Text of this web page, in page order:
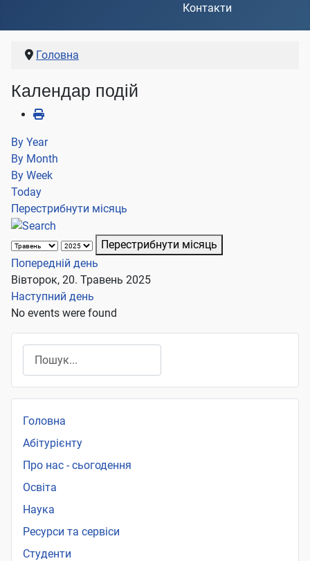
Контакти
Головна
Календар подій
By Year
By Month
By Week
Today
Перестрибнути місяць
Перестрибнути місяць
Попередній день
Вівторок, 20. Травень 2025
Наступний день
No events were found
Головна
Абітурієнту
Про нас - сьогодення
Освіта
Наука
Ресурси та сервіси
Студенти